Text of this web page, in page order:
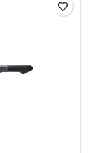
favorite_border